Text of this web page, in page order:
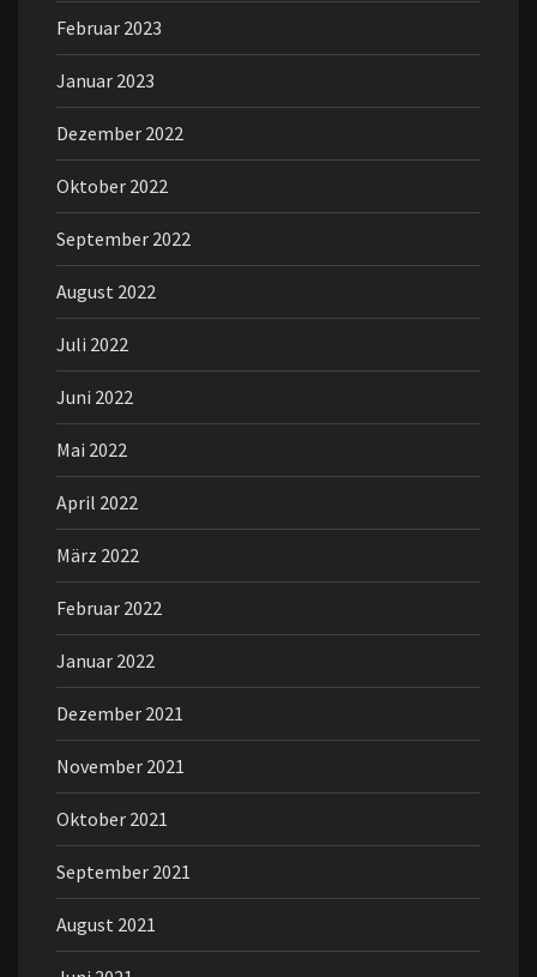
Februar 2023
Januar 2023
Dezember 2022
Oktober 2022
September 2022
August 2022
Juli 2022
Juni 2022
Mai 2022
April 2022
März 2022
Februar 2022
Januar 2022
Dezember 2021
November 2021
Oktober 2021
September 2021
August 2021